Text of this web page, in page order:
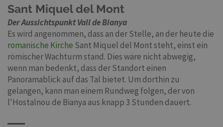
Sant Miquel del Mont
Der Aussichtspunkt Vall de Bianya
Es wird angenommen, dass an der Stelle, an der heute die
romanische Kirche Sant Miquel del Mont steht, einst ein
römischer Wachturm stand. Dies wäre nicht abwegig,
wenn man bedenkt, dass der Standort einen
Panoramablick auf das Tal bietet. Um dorthin zu
gelangen, kann man einem Rundweg folgen, der von
l'Hostalnou de Bianya aus knapp 3 Stunden dauert.